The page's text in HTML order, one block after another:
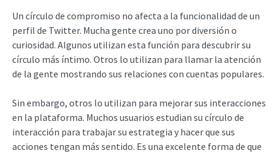
Un círculo de compromiso no afecta a la funcionalidad de un
perfil de Twitter. Mucha gente crea uno por diversión o
curiosidad. Algunos utilizan esta función para descubrir su
círculo más íntimo. Otros lo utilizan para llamar la atención
de la gente mostrando sus relaciones con cuentas populares.
Sin embargo, otros lo utilizan para mejorar sus interacciones
en la plataforma. Muchos usuarios estudian su círculo de
interacción para trabajar su estrategia y hacer que sus
acciones tengan más sentido. Es una excelente forma de que